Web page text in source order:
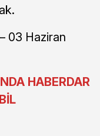
03 Haziran
HABERDAR